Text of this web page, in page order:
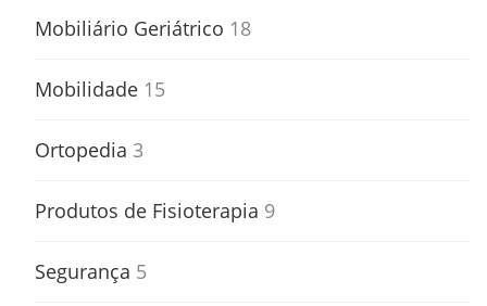
Mobiliário Geriátrico 18
Mobilidade 15
Ortopedia 3
Produtos de Fisioterapia 9
Segurança 5